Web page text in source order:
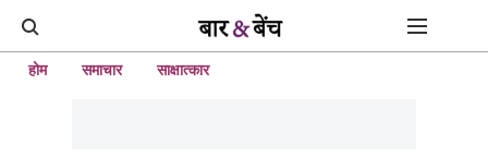
होम समाचार साक्षात्कार